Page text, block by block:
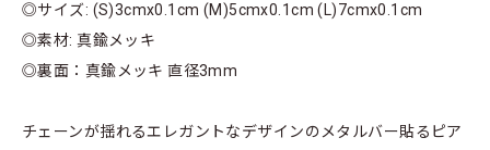
◎サイズ: (S)3cmx0.1cm (M)5cmx0.1cm (L)7cmx0.1cm
◎素材: 真鍮メッキ
◎裏面：真鍮メッキ 直径3mm
チェーンが揺れるエレガントなデザインのメタルバー貼るピア